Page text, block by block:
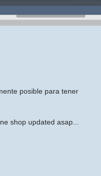
posible para tener
shop updated asap...